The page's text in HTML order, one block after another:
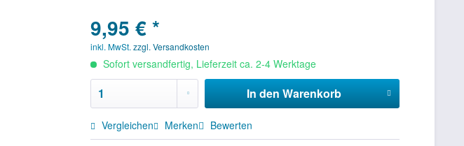
9,95 € *
inkl. MwSt.zzgl. Versandkosten
Sofort versandfertig, Lieferzeit ca. 2-4 Werktage
In den Warenkorb
Vergleichen Merken Bewerten